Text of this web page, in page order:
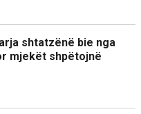
shtatzënë bie nga
mjekët shpëtojnë